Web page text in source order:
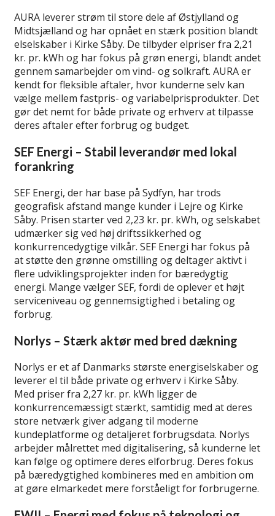
AURA leverer strøm til store dele af Østjylland og
Midtsjælland og har opnået en stærk position blandt
elselskaber i Kirke Såby. De tilbyder elpriser fra 2,21
kr. pr. kWh og har fokus på grøn energi, blandt andet
gennem samarbejder om vind- og solkraft. AURA er
kendt for fleksible aftaler, hvor kunderne selv kan
vælge mellem fastpris- og variabelprisprodukter. Det
gør det nemt for både private og erhverv at tilpasse
deres aftaler efter forbrug og budget.
SEF Energi – Stabil leverandør med lokal
forankring
SEF Energi, der har base på Sydfyn, har trods
geografisk afstand mange kunder i Lejre og Kirke
Såby. Prisen starter ved 2,23 kr. pr. kWh, og selskabet
udmærker sig ved høj driftssikkerhed og
konkurrencedygtige vilkår. SEF Energi har fokus på
at støtte den grønne omstilling og deltager aktivt i
flere udviklingsprojekter inden for bæredygtig
energi. Mange vælger SEF, fordi de oplever et højt
serviceniveau og gennemsigtighed i betaling og
forbrug.
Norlys – Stærk aktør med bred dækning
Norlys er et af Danmarks største energiselskaber og
leverer el til både private og erhverv i Kirke Såby.
Med priser fra 2,27 kr. pr. kWh ligger de
konkurrencemæssigt stærkt, samtidig med at deres
store netværk giver adgang til moderne
kundeplatforme og detaljeret forbrugsdata. Norlys
arbejder målrettet med digitalisering, så kunderne let
kan følge og optimere deres elforbrug. Deres fokus
på bæredygtighed kombineres med en ambition om
at gøre elmarkedet mere forståeligt for forbrugerne.